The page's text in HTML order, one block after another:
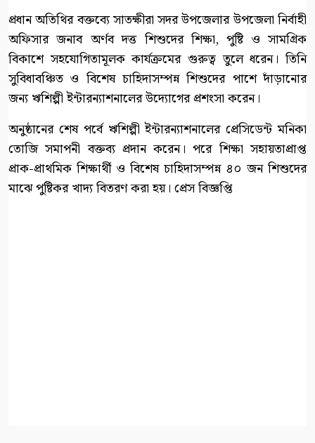
প্রধান অতিথির বক্তব্যে সাতক্ষীরা সদর উপজেলার উপজেলা নির্বাহী
অফিসার জনাব অর্ণব দত্ত শিশুদের শিক্ষা, পুষ্টি ও সামগ্রিক
বিকাশে সহযোগিতামূলক কার্যক্রমের গুরুত্ব তুলে ধরেন। তিনি
সুবিধাবঞ্চিত ও বিশেষ চাহিদাসম্পন্ন শিশুদের পাশে দাঁড়ানোর
জন্য ঋশিল্পী ইন্টারন্যাশনালের উদ্যোগের প্রশংসা করেন।
অনুষ্ঠানের শেষ পর্বে ঋশিল্পী ইন্টারন্যাশনালের প্রেসিডেন্ট মনিকা
তোজি সমাপনী বক্তব্য প্রদান করেন। পরে শিক্ষা সহায়তাপ্রাপ্ত
প্রাক-প্রাথমিক শিক্ষার্থী ও বিশেষ চাহিদাসম্পন্ন ৪০ জন শিশুদের
মাঝে পুষ্টিকর খাদ্য বিতরণ করা হয়। প্রেস বিজ্ঞপ্তি